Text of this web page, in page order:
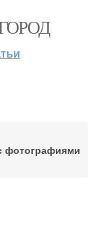
фотографиями